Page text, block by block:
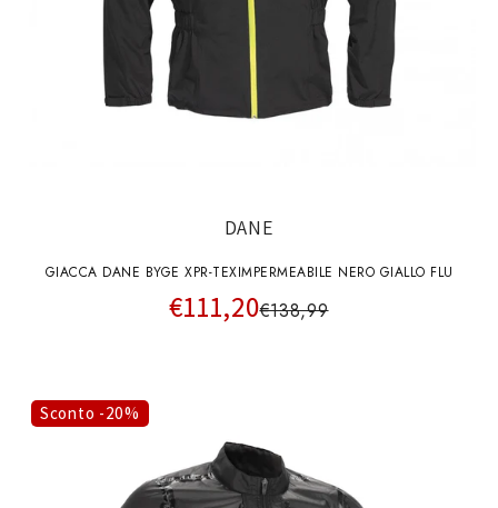
DANE
GIACCA DANE BYGE XPR-TEXIMPERMEABILE NERO GIALLO FLU
€111,20€138,99
Sconto -20%